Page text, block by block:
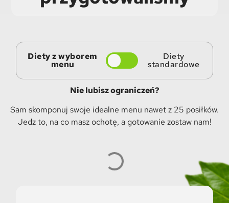
Diety z wyborem
menu
Diety
standardowe
Nie lubisz ograniczeń?
Sam skomponuj swoje idealne menu nawet z 25 posiłków.
Jedz to, na co masz ochotę, a gotowanie zostaw nam!